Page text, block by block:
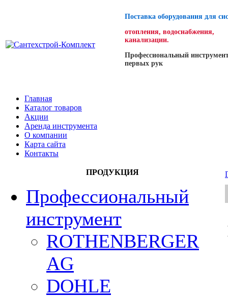
Поставка оборудования для
отопления, водоснабжения,
канализации.
Профессиональный
первых рук
Главная
Каталог товаров
Акции
Аренда инструмента
О компании
Карта сайта
Контакты
ПРОДУКЦИЯ
Профессиональный
инструмент
ROTHENBERGER
AG
DOHLE